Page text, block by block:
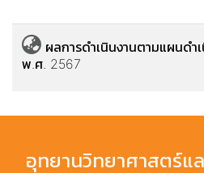
ผลการดำเนินงานตามแผนดำ
พ.ศ. 2567
อุทยานวิทยาศาสตร์แ